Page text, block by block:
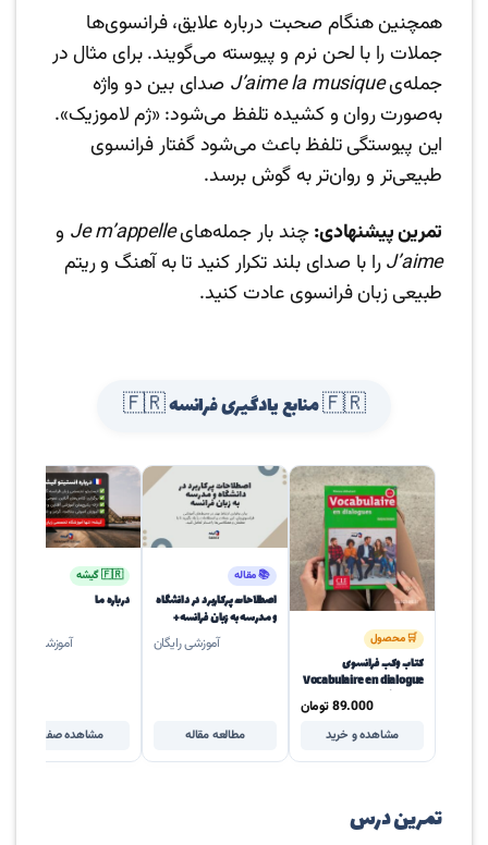
همچنین هنگام صحبت درباره علایق، فرانسوی‌ها
جملات را با لحن نرم و پیوسته می‌گویند. برای مثال در
جمله‌یJ’aime la musique صدای بین دو واژه
به‌صورت روان و کشیده تلفظ می‌شود: «ژم لاموزیک».
این پیوستگی تلفظ باعث می‌شود گفتار فرانسوی
طبیعی‌تر و روان‌تر به گوش برسد.
تمرین پیشنهادی:چند بار جمله‌هایJe m’appelle و
J’aimeرا با صدای بلند تکرار کنید تا به آهنگ و ریتم
طبیعی زبان فرانسوی عادت کنید.
🇫🇷 منابع یادگیری فرانسه 🇫🇷
🛒 محصول
کتاب وکب فرانسوی
Vocabulaire en dialogue
از سری آن‌دیالوگ سطح
89.000تومان
مشاهده و خرید
📚 مقاله
اصطلاحات پرکاربرد در دانشگاه
و مدرسه به زبان فرانسه +
مثال و ترجمه فارسیآموزشی رایگان
مطالعه مقاله
🇫🇷 گیشه
درباره ما
آموزشی رایگان
مشاهده صفحه
تمرین درس